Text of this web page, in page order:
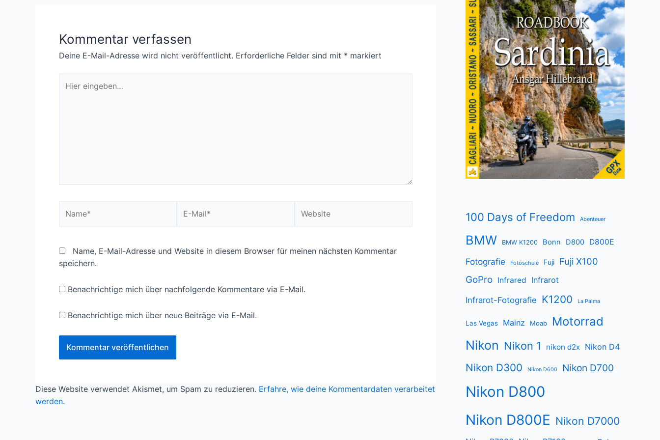
Kommentar verfassen
Deine E-Mail-Adresse wird nicht veröffentlicht. Erforderliche Felder sind mit * markiert
eingeben…
Mail*
Name, E-Mail-Adresse und Website in diesem Browser für meinen nächsten Kommentar
speichern.
Benachrichtige mich über nachfolgende Kommentare via E-Mail.
Benachrichtige mich über neue Beiträge via E-Mail.
Diese Website verwendet Akismet, um Spam zu reduzieren. Erfahre, wie deine Kommentardaten verarbeitet
werden.
100 Days of Freedom Abenteuer
BMW BMW K1200 Bonn D800 D800E
Fotografie Fotoschule Fuji Fuji X100
GoPro Infrared Infrarot
Infrarot-Fotografie K1200 La Palma
Las Vegas Mainz Moab Motorrad
Nikon Nikon 1 nikon d2x Nikon D4
Nikon D300 Nikon D600 Nikon D700
Nikon D800
Nikon D800E Nikon D7000